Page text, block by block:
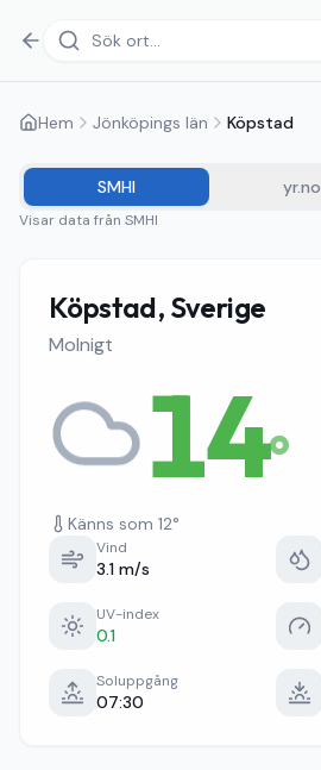
Hem Jönköpings län Köpstad
SMHI yr.no
Visar data från SMHI
Köpstad, Sverige
Molnigt
14°
Känns som 12°
Vind
3.1 m/s
UV-index
0.1
Soluppgång
07:30